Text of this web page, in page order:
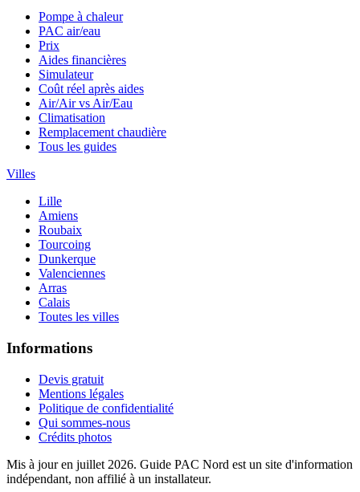
Pompe à chaleur
PAC air/eau
Prix
Aides financières
Simulateur
Coût réel après aides
Air/Air vs Air/Eau
Climatisation
Remplacement chaudière
Tous les guides
Villes
Lille
Amiens
Roubaix
Tourcoing
Dunkerque
Valenciennes
Arras
Calais
Toutes les villes
Informations
Devis gratuit
Mentions légales
Politique de confidentialité
Qui sommes-nous
Crédits photos
Mis à jour en juillet 2026. Guide PAC Nord est un site d'information
indépendant, non affilié à un installateur.